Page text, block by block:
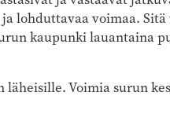
lohduttavaa voimaa.
kaupunki lauantaina
läheisille. Voimia surun